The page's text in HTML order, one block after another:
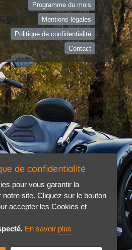
Programme du mois
Mentions légales
Politique de confidentialité
Contact
de confidentialité
pour vous garantir la
site. Cliquez sur le bouton
accepter les Cookies et
En savoir plus